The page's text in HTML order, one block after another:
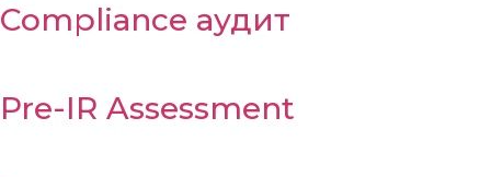
Compliance аудит
Pre-IR Assessment